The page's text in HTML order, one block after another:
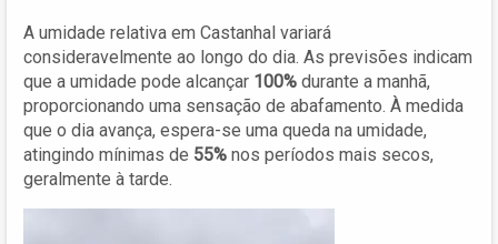
A umidade relativa em Castanhal variará
consideravelmente ao longo do dia. As previsões indicam
que a umidade pode alcançar 100% durante a manhã,
proporcionando uma sensação de abafamento. À medida
que o dia avança, espera-se uma queda na umidade,
atingindo mínimas de 55% nos períodos mais secos,
geralmente à tarde.